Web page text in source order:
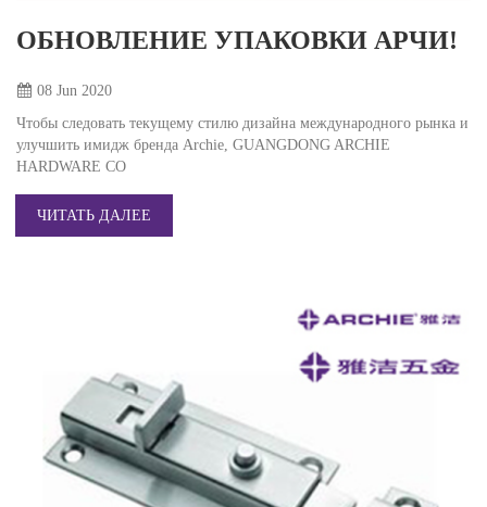
ОБНОВЛЕНИЕ УПАКОВКИ АРЧИ!
08 Jun 2020
Чтобы следовать текущему стилю дизайна международного рынка и
улучшить имидж бренда Archie, GUANGDONG ARCHIE
HARDWARE CO
ЧИТАТЬ ДАЛЕЕ